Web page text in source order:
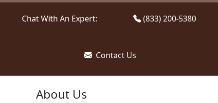
Chat With An Expert: (833) 200-5380
Contact Us
About Us